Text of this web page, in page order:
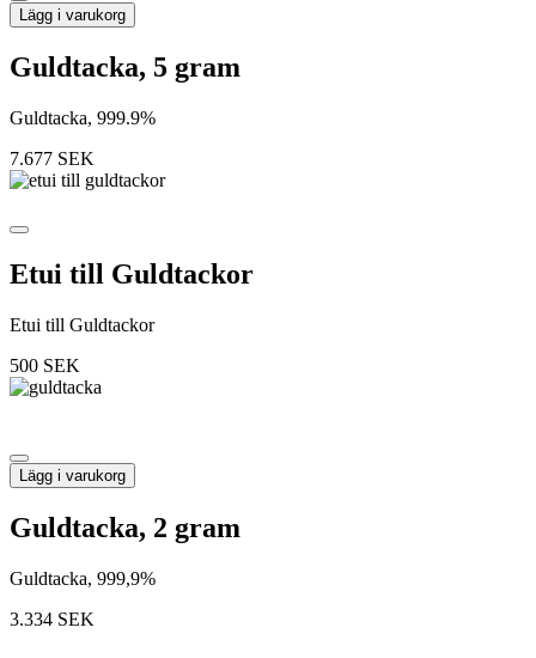
Lägg i varukorg
Guldtacka, 5 gram
Guldtacka, 999.9%
7.677 SEK
Etui till Guldtackor
Etui till Guldtackor
500 SEK
Lägg i varukorg
Guldtacka, 2 gram
Guldtacka, 999,9%
3.334 SEK